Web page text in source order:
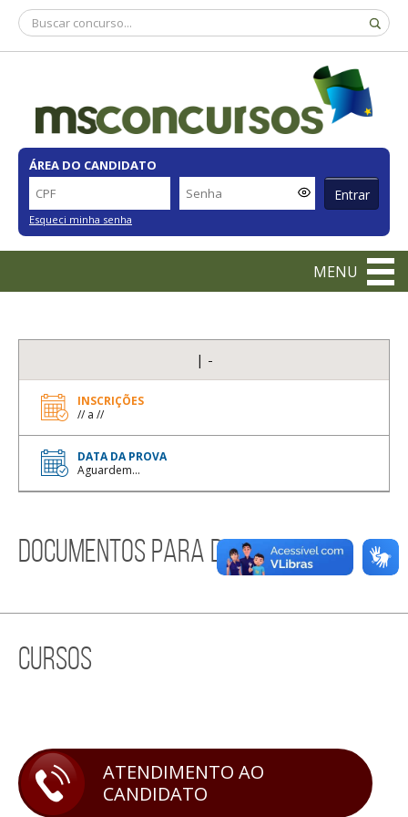
ÁREA DO CANDIDATO
Entrar
Esqueci minha senha
MENU
| -
INSCRIÇÕES
// a //
DATA DA PROVA
Aguardem...
documentos para download
cursos
ATENDIMENTO AO
CANDIDATO